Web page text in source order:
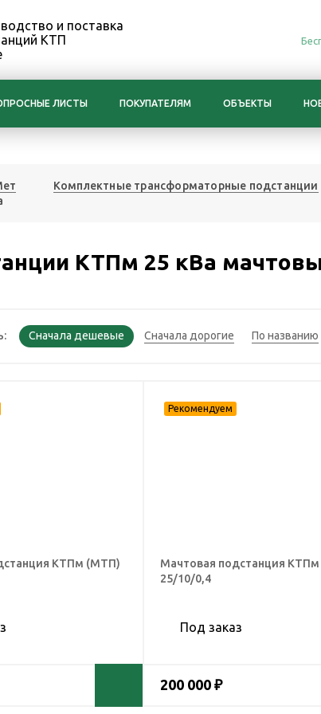
и поставка
КТП
ЛИСТЫ ПОКУПАТЕЛЯМ ОБЪЕКТЫ
Комплектные трансформаторные подстанции
КТПм 25 кВа
КТПм (МТП)
Мачтовая подстанция
25/10/0,4
Под заказ
200 000 ₽